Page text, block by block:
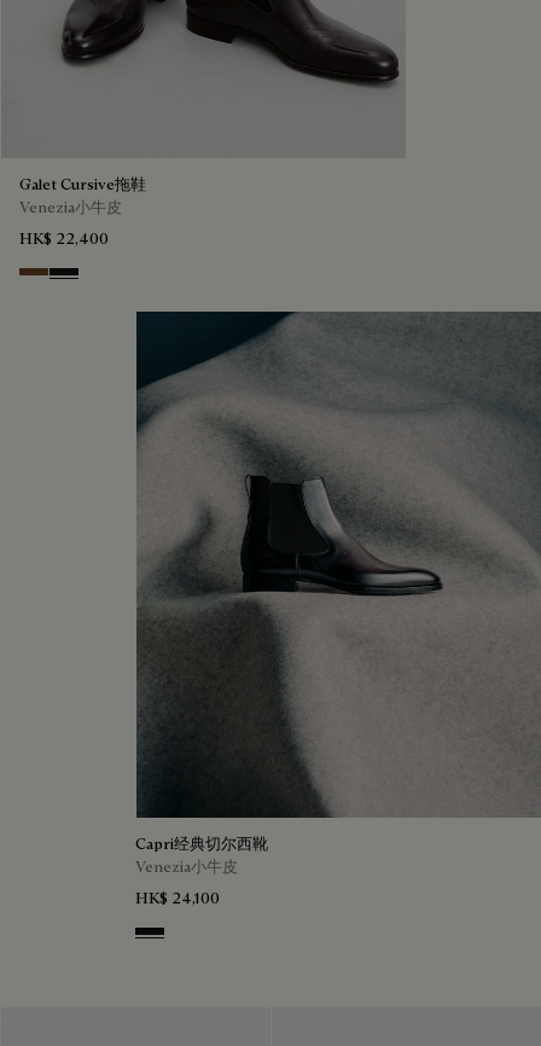
Galet Cursive拖鞋
Venezia小牛皮
HK$ 22,400
Tobacco Bis
Nero Grigio
Capri经典切尔西靴
Venezia小牛皮
HK$ 24,100
Nero Grigio